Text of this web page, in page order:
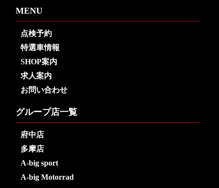
MENU
点検予約
特選車情報
SHOP案内
求人案内
お問い合わせ
グループ店一覧
府中店
多摩店
A-big sport
A-big Motorrad